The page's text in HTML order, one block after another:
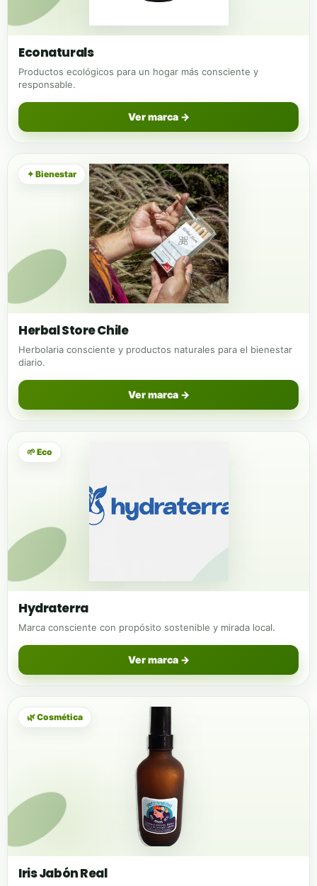
Econaturals
Productos ecológicos para un hogar más consciente y
responsable.
Ver marca →
✦ Bienestar
Herbal Store Chile
Herbolaria consciente y productos naturales para el bienestar
diario.
Ver marca →
🌱 Eco
Hydraterra
Marca consciente con propósito sostenible y mirada local.
Ver marca →
🌿 Cosmética
Iris Jabón Real